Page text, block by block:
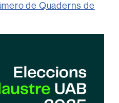
de Quaderns de